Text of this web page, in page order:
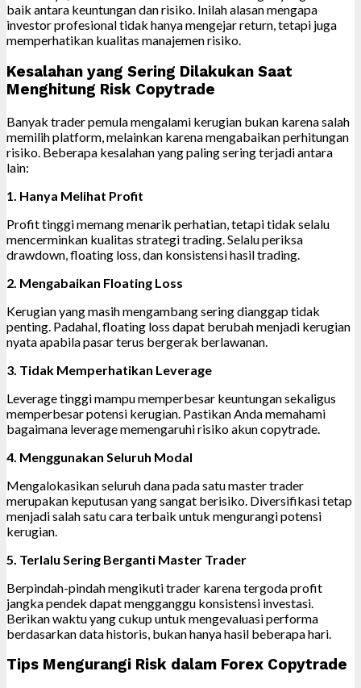
baik antara keuntungan dan risiko. Inilah alasan mengapa
investor profesional tidak hanya mengejar return, tetapi juga
memperhatikan kualitas manajemen risiko.
Kesalahan yang Sering Dilakukan Saat
Menghitung Risk Copytrade
Banyak trader pemula mengalami kerugian bukan karena salah
memilih platform, melainkan karena mengabaikan perhitungan
risiko. Beberapa kesalahan yang paling sering terjadi antara
lain:
1. Hanya Melihat Profit
Profit tinggi memang menarik perhatian, tetapi tidak selalu
mencerminkan kualitas strategi trading. Selalu periksa
drawdown, floating loss, dan konsistensi hasil trading.
2. Mengabaikan Floating Loss
Kerugian yang masih mengambang sering dianggap tidak
penting. Padahal, floating loss dapat berubah menjadi kerugian
nyata apabila pasar terus bergerak berlawanan.
3. Tidak Memperhatikan Leverage
Leverage tinggi mampu memperbesar keuntungan sekaligus
memperbesar potensi kerugian. Pastikan Anda memahami
bagaimana leverage memengaruhi risiko akun copytrade.
4. Menggunakan Seluruh Modal
Mengalokasikan seluruh dana pada satu master trader
merupakan keputusan yang sangat berisiko. Diversifikasi tetap
menjadi salah satu cara terbaik untuk mengurangi potensi
kerugian.
5. Terlalu Sering Berganti Master Trader
Berpindah-pindah mengikuti trader karena tergoda profit
jangka pendek dapat mengganggu konsistensi investasi.
Berikan waktu yang cukup untuk mengevaluasi performa
berdasarkan data historis, bukan hanya hasil beberapa hari.
Tips Mengurangi Risk dalam Forex Copytrade